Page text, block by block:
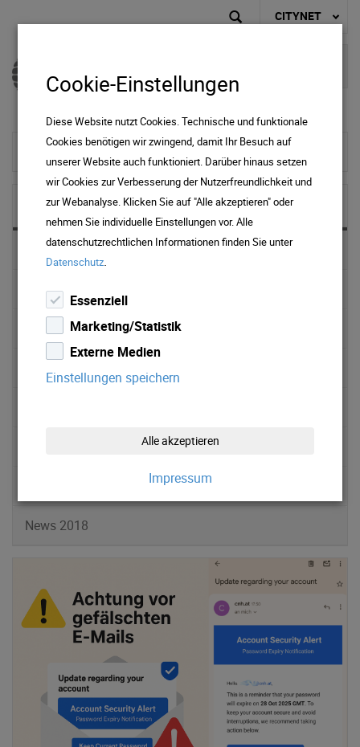
CITYNET
NEWS & MEDIA
News 2025
News 2024
News 2023
News 2018
Cookie-Einstellungen
Diese Website nutzt Cookies. Technische und funktionale
Cookies benötigen wir zwingend, damit Ihr Besuch auf
unserer Website auch funktioniert. Darüber hinaus setzen
wir Cookies zur Verbesserung der Nutzerfreundlichkeit und
zur Webanalyse. Klicken Sie auf "Alle akzeptieren" oder
nehmen Sie individuelle Einstellungen vor. Alle
datenschutzrechtlichen Informationen finden Sie unter
Datenschutz.
Essenziell
Marketing/Statistik
Externe Medien
Einstellungen speichern
Alle akzeptieren
Impressum